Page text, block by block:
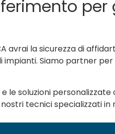
avrai la sicurezza di
Siamo partner
e le soluzioni
tecnici specializzati